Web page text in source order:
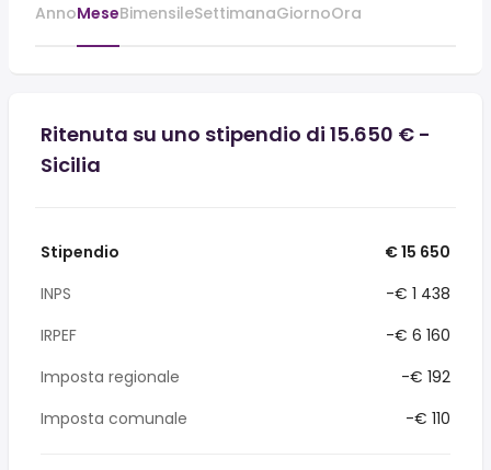
AnnoMeseBimensileSettimanaGiornoOra
Ritenuta su uno stipendio di 15.650 € -
Sicilia
Stipendio
€ 15 650
INPS
-€ 1 438
IRPEF
-€ 6 160
Imposta regionale
-€ 192
Imposta comunale
-€ 110